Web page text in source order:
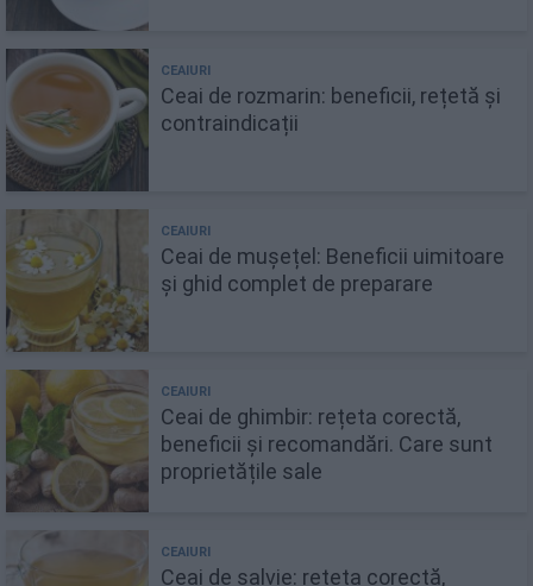
Ceai de rozmarin: beneficii, rețetă și
contraindicații
Ceai de mușețel: Beneficii uimitoare
și ghid complet de preparare
Ceai de ghimbir: rețeta corectă,
beneficii și recomandări. Care sunt
proprietățile sale
Ceai de salvie: rețeta corectă,